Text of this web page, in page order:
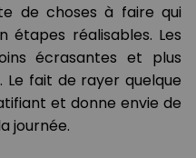
de choses à faire qui
étapes réalisables. Les
écrasantes et plus
fait de rayer quelque
et donne envie de
journée.